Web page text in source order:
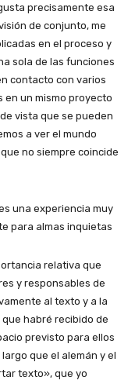
precisamente esa
de conjunto, me
en el proceso y
sola de las funciones
contacto con varios
un mismo proyecto
vista que se pueden
a ver el mundo
no siempre coincide
una experiencia muy
para almas inquietas
relativa que
y responsables de
al texto y a la
habré recibido de
previsto para ellos
que el alemán y el
texto», que yo